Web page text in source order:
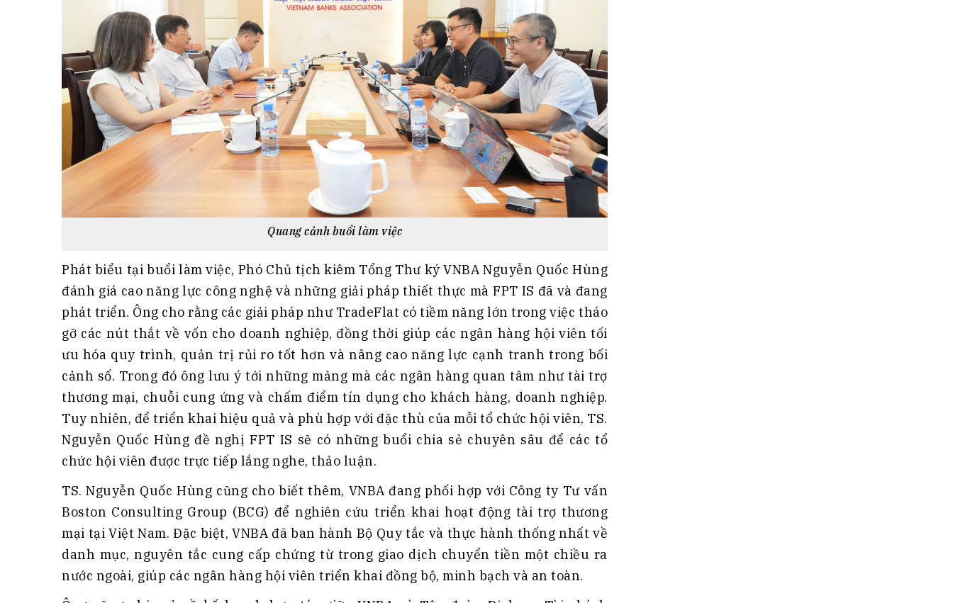
Quang cảnh buổi làm việc
Phát biểu tại buổi làm việc, Phó Chủ tịch kiêm Tổng Thư ký VNBA Nguyễn Quốc Hùng
đánh giá cao năng lực công nghệ và những giải pháp thiết thực mà FPT IS đã và đang
phát triển. Ông cho rằng các giải pháp như TradeFlat có tiềm năng lớn trong việc tháo
gỡ các nút thắt về vốn cho doanh nghiệp, đồng thời giúp các ngân hàng hội viên tối
ưu hóa quy trình, quản trị rủi ro tốt hơn và nâng cao năng lực cạnh tranh trong bối
cảnh số. Trong đó ông lưu ý tới những mảng mà các ngân hàng quan tâm như tài trợ
thương mại, chuỗi cung ứng và chấm điểm tín dụng cho khách hàng, doanh nghiệp.
Tuy nhiên, để triển khai hiệu quả và phù hợp với đặc thù của mỗi tổ chức hội viên, TS.
Nguyễn Quốc Hùng đề nghị FPT IS sẽ có những buổi chia sẻ chuyên sâu để các tổ
chức hội viên được trực tiếp lắng nghe, thảo luận.
TS. Nguyễn Quốc Hùng cũng cho biết thêm, VNBA đang phối hợp với Công ty Tư vấn
Boston Consulting Group (BCG) để nghiên cứu triển khai hoạt động tài trợ thương
mại tại Việt Nam. Đặc biệt, VNBA đã ban hành Bộ Quy tắc và thực hành thống nhất về
danh mục, nguyên tắc cung cấp chứng từ trong giao dịch chuyển tiền một chiều ra
nước ngoài, giúp các ngân hàng hội viên triển khai đồng bộ, minh bạch và an toàn.